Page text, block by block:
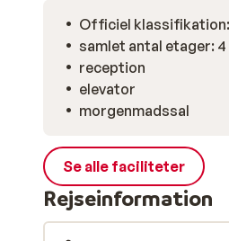
Officiel
samlet antal etager: 4
reception
elevator
morgenmadssal
Se alle faciliteter
Rejseinformation